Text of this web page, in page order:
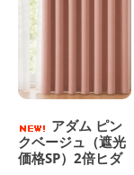
アダム ピン
クベージュ（遮光
価格SP）2倍ヒダ